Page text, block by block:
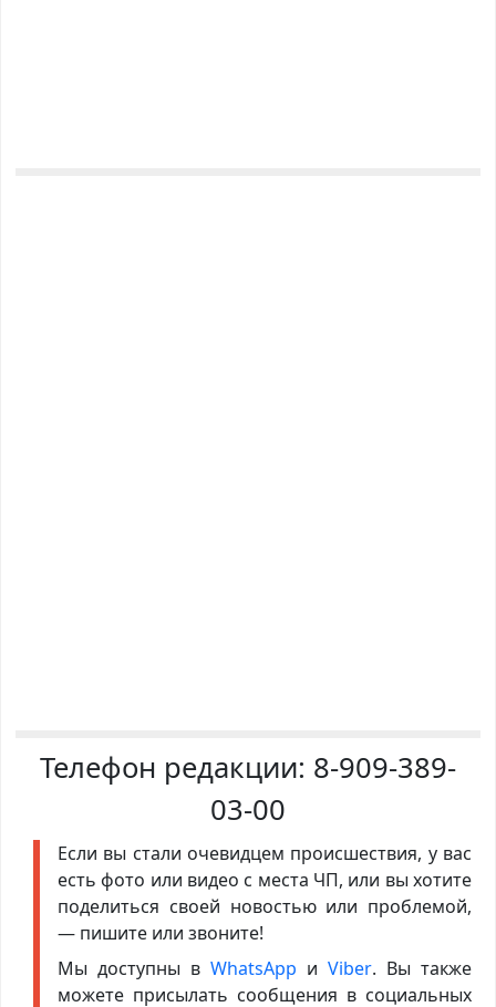
Телефон редакции: 8-909-389-
03-00
Если вы стали очевидцем происшествия, у вас
есть фото или видео с места ЧП, или вы хотите
поделиться своей новостью или проблемой,
— пишите или звоните!
Мы доступны в WhatsApp иViber. Вы также
можете присылать сообщения в социальных